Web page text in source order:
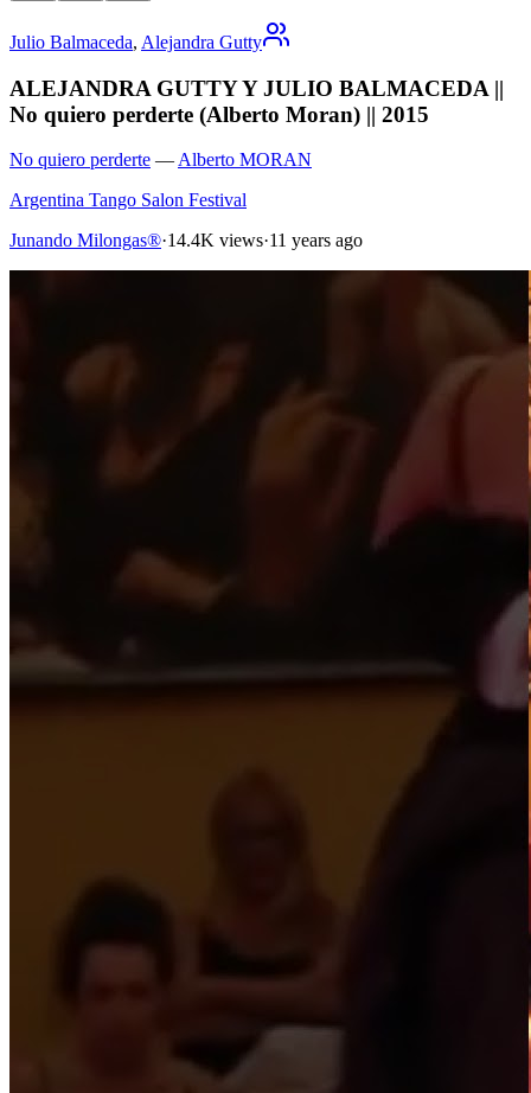
Julio Balmaceda, Alejandra Gutty
ALEJANDRA GUTTY Y JULIO BALMACEDA ||
No quiero perderte (Alberto Moran) || 2015
No quiero perderte — Alberto MORAN
Argentina Tango Salon Festival
Junando Milongas®·14.4K views·11 years ago